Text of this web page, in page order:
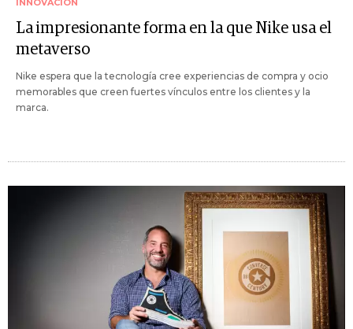
La impresionante forma en la que Nike usa el
metaverso
Nike espera que la tecnología cree experiencias de compra y ocio
memorables que creen fuertes vínculos entre los clientes y la
marca.